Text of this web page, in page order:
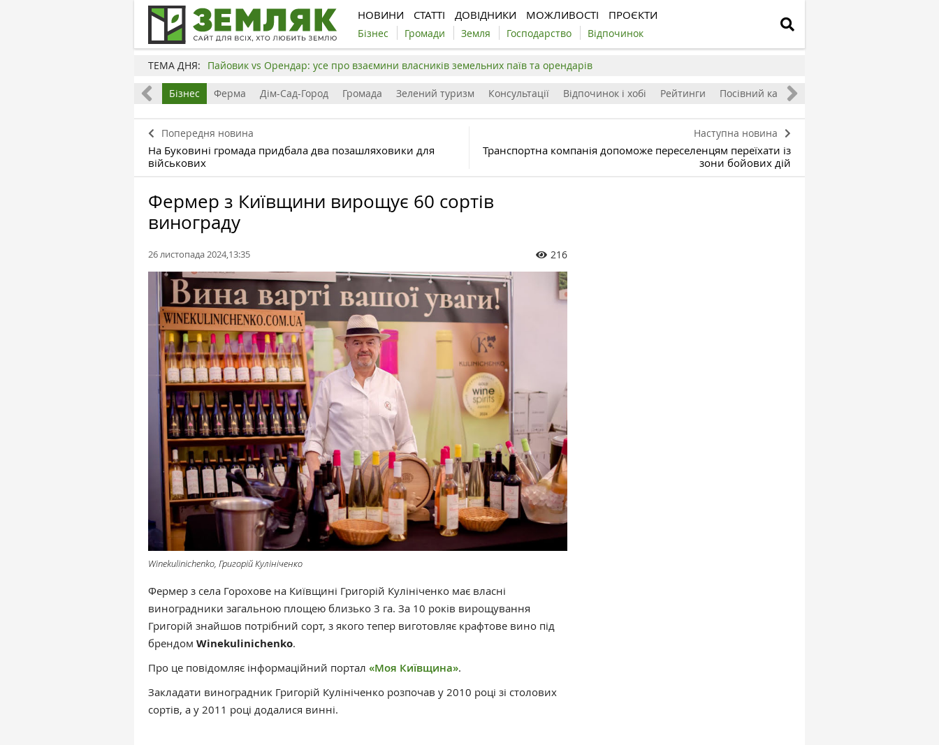
НОВИНИ СТАТТІ ДОВІДНИКИ МОЖЛИВОСТІ ПРОЄКТИ
Бізнес Громади Земля Господарство Відпочинок
ТЕМА ДНЯ: Пайовик vs Орендар: усе про взаємини власників земельних паїв та орендарів
Земля Бізнес Ферма Дім-Сад-Город Громада Зелений туризм Консультації Відпочинок і хобі Рейтинги Посівний календар
Попередня новина
На Буковині громада придбала два позашляховики для
військових
Наступна новина
Транспортна компанія допоможе переселенцям переїхати із
зони бойових дій
Фермер з Київщини вирощує 60 сортів
винограду
26 листопада 2024,13:35 216
Winekulinichenko, Григорій Кулініченко
Фермер з села Горохове на Київщині Григорій Кулініченко має власні
виноградники загальною площею близько 3 га. За 10 років вирощування
Григорій знайшов потрібний сорт, з якого тепер виготовляє крафтове вино під
брендом Winekulinichenko.
Про це повідомляє інформаційний портал «Моя Київщина».
Закладати виноградник Григорій Кулініченко розпочав у 2010 році зі столових
сортів, а у 2011 році додалися винні.